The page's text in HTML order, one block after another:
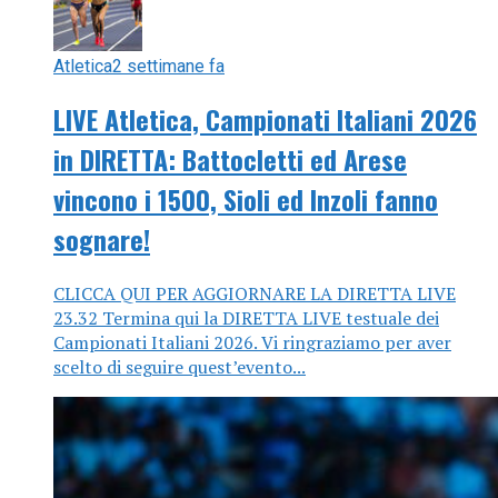
Atletica2 settimane fa
LIVE Atletica, Campionati Italiani 2026
in DIRETTA: Battocletti ed Arese
vincono i 1500, Sioli ed Inzoli fanno
sognare!
CLICCA QUI PER AGGIORNARE LA DIRETTA LIVE
23.32 Termina qui la DIRETTA LIVE testuale dei
Campionati Italiani 2026. Vi ringraziamo per aver
scelto di seguire quest’evento...